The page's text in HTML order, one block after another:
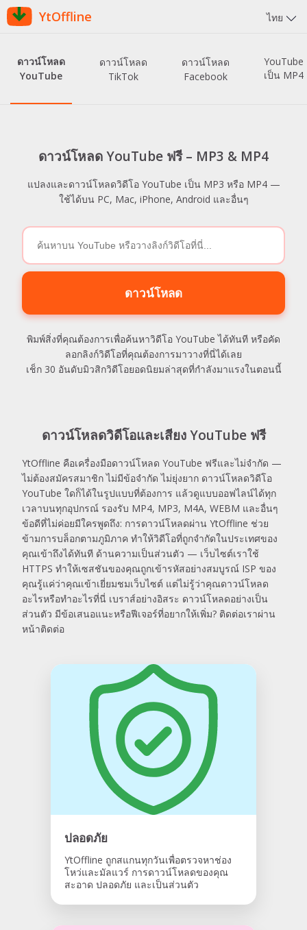
YtOffline ไทย
ดาวน์โหลด
YouTube
ดาวน์โหลด
TikTok
ดาวน์โหลด
Facebook
YouTube
เป็น MP4
ดาวน์โหลด YouTube ฟรี – MP3 & MP4
แปลงและดาวน์โหลดวิดีโอ YouTube เป็น MP3 หรือ MP4 —
ใช้ได้บน PC, Mac, iPhone, Android และอื่นๆ
ดาวน์โหลด
พิมพ์สิ่งที่คุณต้องการเพื่อค้นหาวิดีโอ YouTube ได้ทันที หรือคัด
ลอกลิงก์วิดีโอที่คุณต้องการมาวางที่นี่ได้เลย
เช็ก 30 อันดับมิวสิกวิดีโอยอดนิยมล่าสุดที่กำลังมาแรงในตอนนี้
ดาวน์โหลดวิดีโอและเสียง YouTube ฟรี
YtOffline คือเครื่องมือดาวน์โหลด YouTube ฟรีและไม่จำกัด —
ไม่ต้องสมัครสมาชิก ไม่มีข้อจำกัด ไม่ยุ่งยาก ดาวน์โหลดวิดีโอ
YouTube ใดก็ได้ในรูปแบบที่ต้องการ แล้วดูแบบออฟไลน์ได้ทุก
เวลาบนทุกอุปกรณ์ รองรับ MP4, MP3, M4A, WEBM และอื่นๆ
ข้อดีที่ไม่ค่อยมีใครพูดถึง: การดาวน์โหลดผ่าน YtOffline ช่วย
ข้ามการบล็อกตามภูมิภาค ทำให้วิดีโอที่ถูกจำกัดในประเทศของ
คุณเข้าถึงได้ทันที ด้านความเป็นส่วนตัว — เว็บไซต์เราใช้
HTTPS ทำให้เซสชันของคุณถูกเข้ารหัสอย่างสมบูรณ์ ISP ของ
คุณรู้แค่ว่าคุณเข้าเยี่ยมชมเว็บไซต์ แต่ไม่รู้ว่าคุณดาวน์โหลด
อะไรหรือทำอะไรที่นี่ เบราส์อย่างอิสระ ดาวน์โหลดอย่างเป็น
ส่วนตัว มีข้อเสนอแนะหรือฟีเจอร์ที่อยากให้เพิ่ม? ติดต่อเราผ่าน
หน้าติดต่อ
ปลอดภัย
YtOffline ถูกสแกนทุกวันเพื่อตรวจหาช่อง
โหว่และมัลแวร์ การดาวน์โหลดของคุณ
สะอาด ปลอดภัย และเป็นส่วนตัว